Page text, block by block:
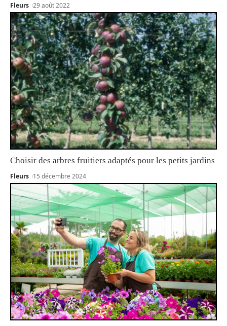
Fleurs 29 août 2022
Choisir des arbres fruitiers adaptés pour les petits jardins
Fleurs 15 décembre 2024